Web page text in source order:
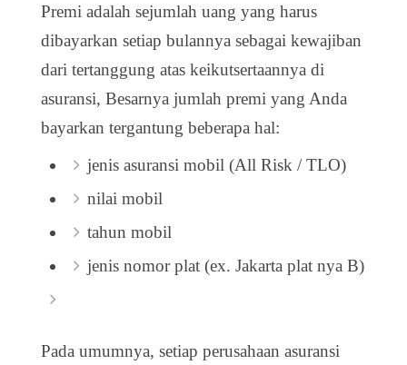
Premi adalah sejumlah uang yang harus
dibayarkan setiap bulannya sebagai kewajiban
dari tertanggung atas keikutsertaannya di
asuransi, Besarnya jumlah premi yang Anda
bayarkan tergantung beberapa hal:
jenis asuransi mobil (All Risk / TLO)
nilai mobil
tahun mobil
jenis nomor plat (ex. Jakarta plat nya B)
Pada umumnya, setiap perusahaan asuransi